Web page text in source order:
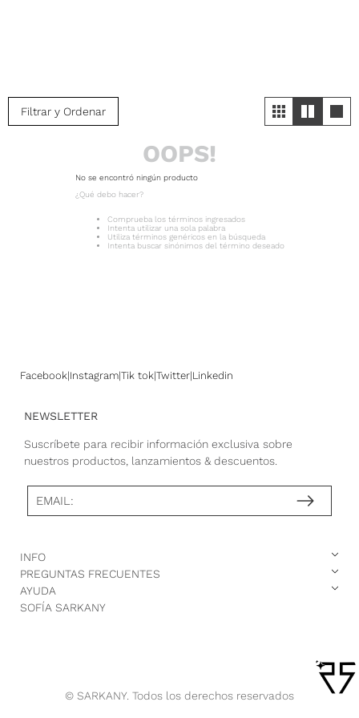
Filtrar y Ordenar
OOPS!
No se encontró ningún producto
¿Qué debo hacer?
Comprueba los términos ingresados
Intenta utilizar una sola palabra
Utiliza términos genéricos en la búsqueda
Intenta buscar sinónimos del término deseado
Facebook Instagram Tik tok Twitter Linkedin
NEWSLETTER
Suscríbete para recibir información exclusiva sobre
nuestros productos, lanzamientos & descuentos.
EMAIL:
INFO
PREGUNTAS FRECUENTES
AYUDA
SOFÍA SARKANY
© SARKANY. Todos los derechos reservados